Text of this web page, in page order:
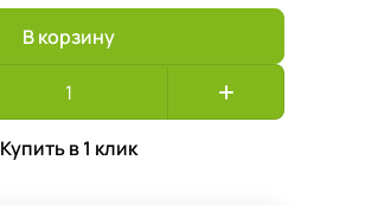
В корзину
Купить в 1 клик